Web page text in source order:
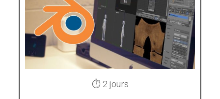
⏱ 2 jours